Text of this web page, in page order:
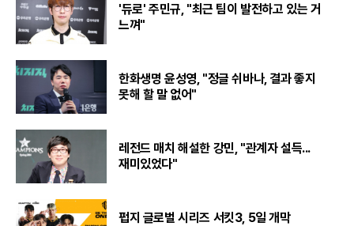
'듀로' 주민규, "최근 팀이 발전하고 있는 거
느껴"
한화생명 윤성영, "정글 쉬바나, 결과 좋지
못해 할 말 없어"
레전드 매치 해설한 강민, "관계자 설득...
재미있었다"
펍지 글로벌 시리즈 서킷3, 5일 개막